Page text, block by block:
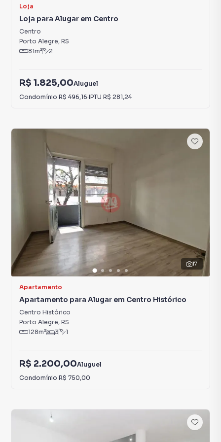
Loja
Loja para Alugar em Centro
Centro
Porto Alegre, RS
81m² 2
R$ 1.825,00Aluguel
Condomínio R$ 496,16·IPTU R$ 281,24
17
Apartamento
Apartamento para Alugar em Centro Histórico
Centro Histórico
Porto Alegre, RS
128m² 3 1
R$ 2.200,00Aluguel
Condomínio R$ 750,00